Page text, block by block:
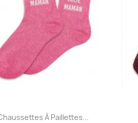
Quick view
À Paillettes...